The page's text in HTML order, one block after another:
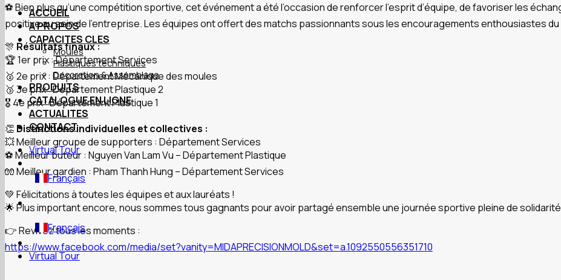
ACCUEIL
A PROPOS
CAPACITES CLES
Moules
Plastiques techniques
Decoration & Assemblage
PRODUITS
CATALOGUE EN LIGNE
ACTUALITES
CONTACT
Virtual Tour
Français
Français
Virtual Tour
⚽ Bien plus qu’une compétition sportive, cet événement a été l’occasion de renforcer l’esprit d’équipe, de favoriser les
positive au sein de l’entreprise. Les équipes ont offert des matchs passionnants sous les encouragements enthousiastes
🎊 Résultats finaux :
🏆 1er prix : Département Services
🥈 2e prix : Département Mécanique des moules
🥉 3e prix : Département Plastique 2
🎖 4e prix : Département Plastique 1
👏 Distinctions individuelles et collectives :
💥 Meilleur groupe de supporters : Département Services
⚽ Meilleur buteur : Nguyen Van Lam Vu – Département Plastique
🧤 Meilleur gardien : Pham Thanh Hung – Département Services
💚 Félicitations à toutes les équipes et aux lauréats !
🌟 Plus important encore, nous sommes tous gagnants pour avoir partagé ensemble une journée sportive pleine de
👉 Revivez tous les moments :
https://www.facebook.com/media/set?vanity=MIDAPRECISIONMOLD&set=a.1092550556351710